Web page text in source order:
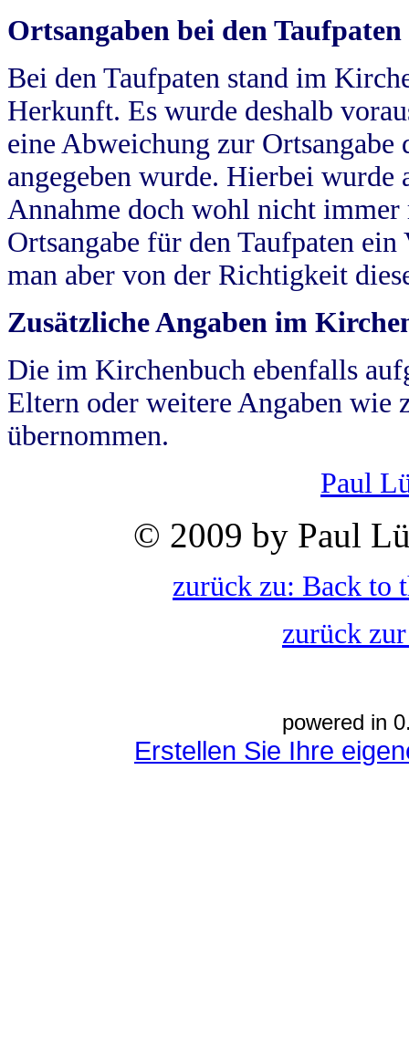
Ortsangaben bei den Taufpaten
Bei den Taufpaten stand im
Herkunft. Es wurde deshalb
eine Abweichung zur
angegeben wurde. Hierbei wurde
Annahme doch wohl nicht
Ortsangabe für den Taufpaten
man aber von der Richtigkeit
Zusätzliche Angaben im
Die im Kirchenbuch ebenfalls
Eltern oder weitere Angaben wie
übernommen.
Paul
© 2009 by Paul
zurück zu: Back to
zurück
powered in
Erstellen Sie Ihre